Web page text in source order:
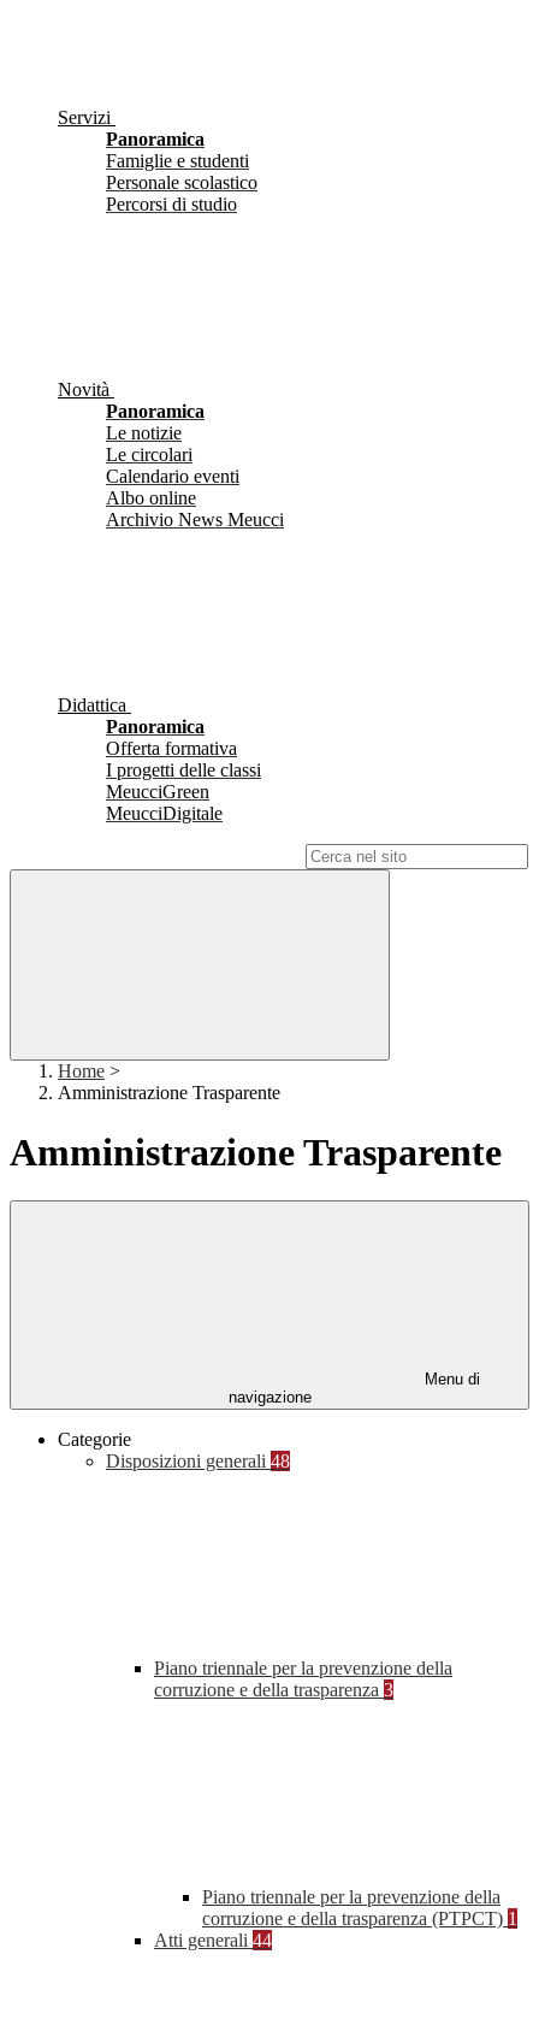
Servizi
Panoramica
Famiglie e studenti
Personale scolastico
Percorsi di studio
Novità
Panoramica
Le notizie
Le circolari
Calendario eventi
Albo online
Archivio News Meucci
Didattica
Panoramica
Offerta formativa
I progetti delle classi
MeucciGreen
MeucciDigitale
Home >
Amministrazione Trasparente
Amministrazione Trasparente
Menu di
navigazione
Categorie
Disposizioni generali 48
Piano triennale per la prevenzione della
corruzione e della trasparenza 3
Piano triennale per la prevenzione della
corruzione e della trasparenza (PTPCT) 1
Atti generali 44